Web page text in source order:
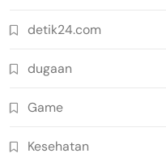
detik24.com
dugaan
Game
Kesehatan